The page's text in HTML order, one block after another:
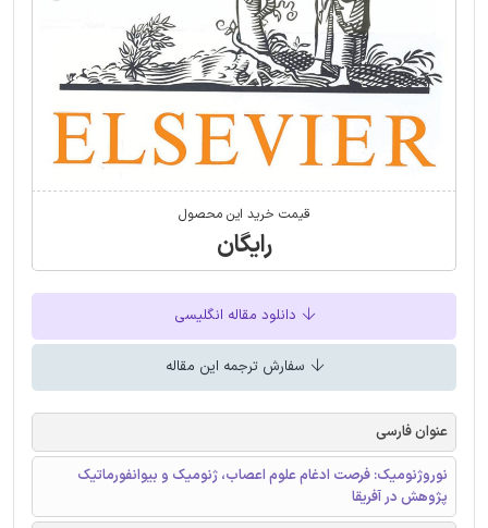
قیمت خرید این محصول
رایگان
دانلود مقاله انگلیسی
سفارش ترجمه این مقاله
عنوان فارسی
نوروژنومیک: فرصت ادغام علوم اعصاب، ژنومیک و بیوانفورماتیک
پژوهش در آفریقا